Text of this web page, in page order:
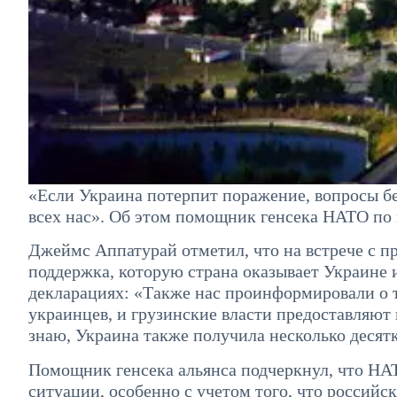
«Если Украина потерпит поражение, вопросы
всех нас». Об этом помощник генсека НАТО по
Джеймс Аппатурай отметил, что на встрече с
поддержка, которую страна оказывает
декларациях: «Также нас проинформировали о
украинцев, и грузинские власти
знаю, Украина также получила несколько
Помощник генсека альянса подчеркнул, что
ситуации, особенно с учетом того, что